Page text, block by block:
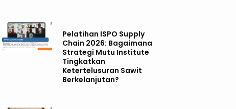
Pelatihan ISPO Supply
Chain 2026: Bagaimana
Strategi Mutu Institute
Tingkatkan
Ketertelusuran Sawit
Berkelanjutan?